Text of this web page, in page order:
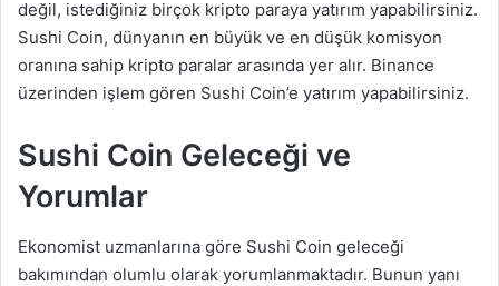
değil, istediğiniz birçok kripto paraya yatırım yapabilirsiniz.
Sushi Coin, dünyanın en büyük ve en düşük komisyon
oranına sahip kripto paralar arasında yer alır. Binance
üzerinden işlem gören Sushi Coin’e yatırım yapabilirsiniz.
Sushi Coin Geleceği ve
Yorumlar
Ekonomist uzmanlarına göre Sushi Coin geleceği
bakımından olumlu olarak yorumlanmaktadır. Bunun yanı